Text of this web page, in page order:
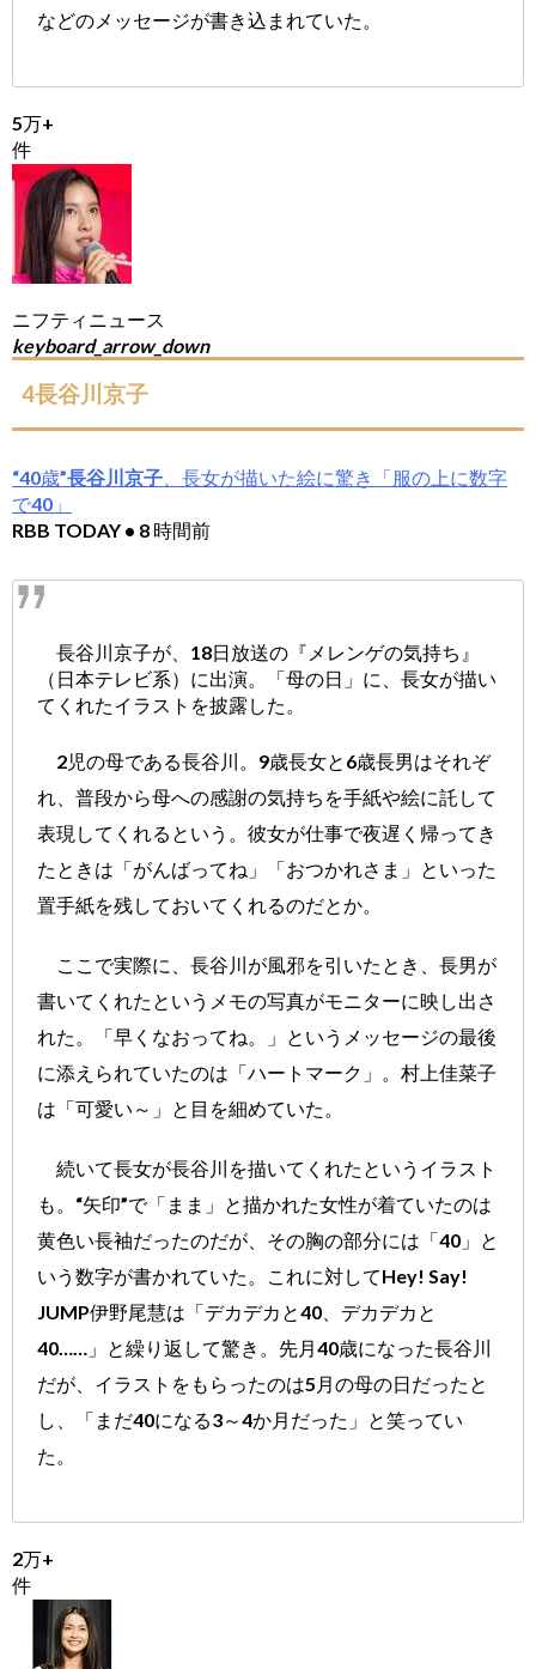
などのメッセージが書き込まれていた。
5万+
件
ニフティニュース
keyboard_arrow_down
4長谷川京子
“40歳”長谷川京子 、長女が描いた絵に驚き「服の上に数字
で40」
RBB TODAY • 8 時間前
長谷川京子が、18日放送の『メレンゲの気持ち』
（日本テレビ系）に出演。「母の日」に、長女が描い
てくれたイラストを披露した。
2児の母である長谷川。9歳長女と6歳長男はそれぞ
れ、普段から母への感謝の気持ちを手紙や絵に託して
表現してくれるという。彼女が仕事で夜遅く帰ってき
たときは「がんばってね」「おつかれさま」といった
置手紙を残しておいてくれるのだとか。
ここで実際に、長谷川が風邪を引いたとき、長男が
書いてくれたというメモの写真がモニターに映し出さ
れた。「早くなおってね。」というメッセージの最後
に添えられていたのは「ハートマーク」。村上佳菜子
は「可愛い～」と目を細めていた。
続いて長女が長谷川を描いてくれたというイラスト
も。“矢印”で「まま」と描かれた女性が着ていたのは
黄色い長袖だったのだが、その胸の部分には「40」と
いう数字が書かれていた。これに対してHey! Say!
JUMP伊野尾慧は「デカデカと40、デカデカと
40……」と繰り返して驚き。先月40歳になった長谷川
だが、イラストをもらったのは5月の母の日だったと
し、「まだ40になる3～4か月だった」と笑ってい
た。
2万+
件